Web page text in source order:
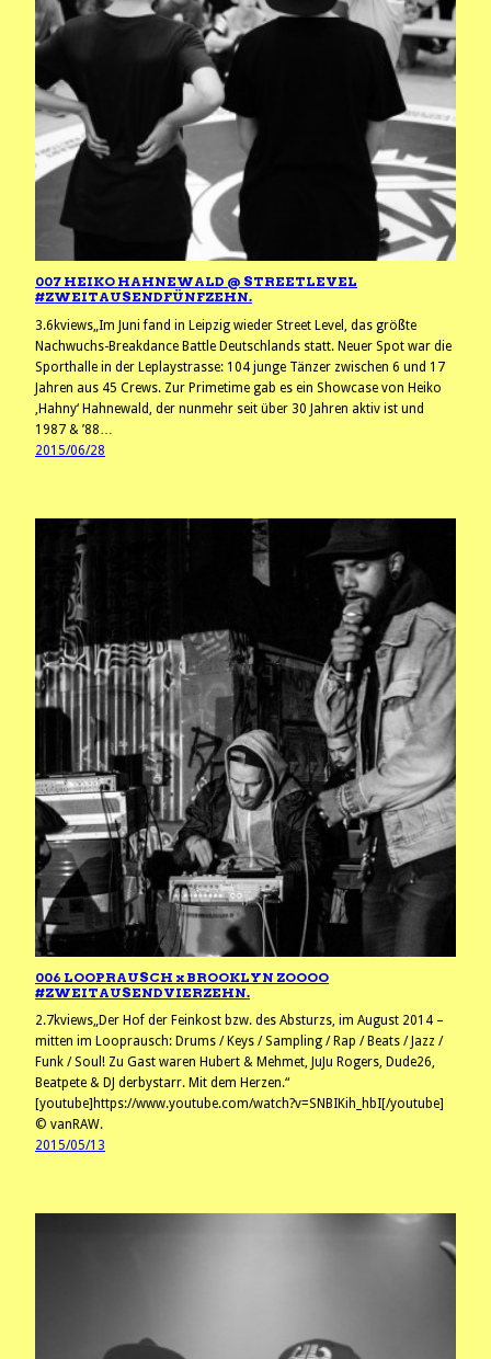
007 HEIKO HAHNEWALD @ STREETLEVEL
#ZWEITAUSENDFÜNFZEHN.
3.6kviews„Im Juni fand in Leipzig wieder Street Level, das größte
Nachwuchs-Breakdance Battle Deutschlands statt. Neuer Spot war die
Sporthalle in der Leplaystrasse: 104 junge Tänzer zwischen 6 und 17
Jahren aus 45 Crews. Zur Primetime gab es ein Showcase von Heiko
‚Hahny‘ Hahnewald, der nunmehr seit über 30 Jahren aktiv ist und
1987 & ’88…
2015/06/28
006 LOOPRAUSCH x BROOKLYN ZOOOO
#ZWEITAUSENDVIERZEHN.
2.7kviews„Der Hof der Feinkost bzw. des Absturzs, im August 2014 –
mitten im Looprausch: Drums / Keys / Sampling / Rap / Beats / Jazz /
Funk / Soul! Zu Gast waren Hubert & Mehmet, JuJu Rogers, Dude26,
Beatpete & DJ derbystarr. Mit dem Herzen.“
[youtube]https://www.youtube.com/watch?v=SNBIKih_hbI[/youtube]
© vanRAW.
2015/05/13